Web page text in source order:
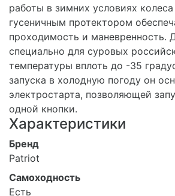
работы в зимних условиях
гусеничным протектором
проходимость и маневренность.
специально для суровых
температуры вплоть до -35
запуска в холодную погоду он
электростарта, позволяющей
одной кнопки.
Характеристики
Бренд
Patriot
Самоходность
Есть